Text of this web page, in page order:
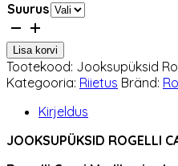
Suurus
Jooksupüksid
Rogelli
Capri
Madilon
kogus
Lisa korvi
Tootekood: Jooksupüksid
Kategooria: Riietus Bränd:
Kirjeldus
JOOKSUPÜKSID ROGELLI